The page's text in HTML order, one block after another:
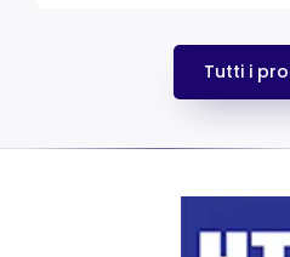
Tutti i